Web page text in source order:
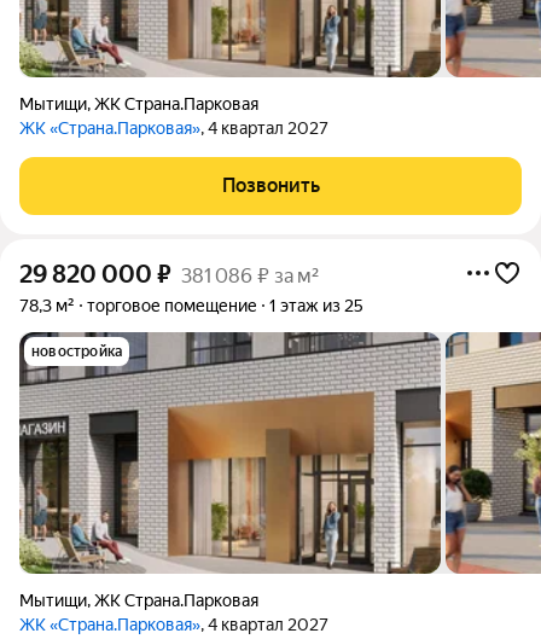
Мытищи,ЖК Страна.Парковая
ЖК «Страна.Парковая», 4 квартал 2027
Позвонить
29 820 000 ₽ 381 086 ₽ за м²
78,3 м² торговое помещение 1 этаж из 25
новостройка
Мытищи,ЖК Страна.Парковая
ЖК «Страна.Парковая», 4 квартал 2027